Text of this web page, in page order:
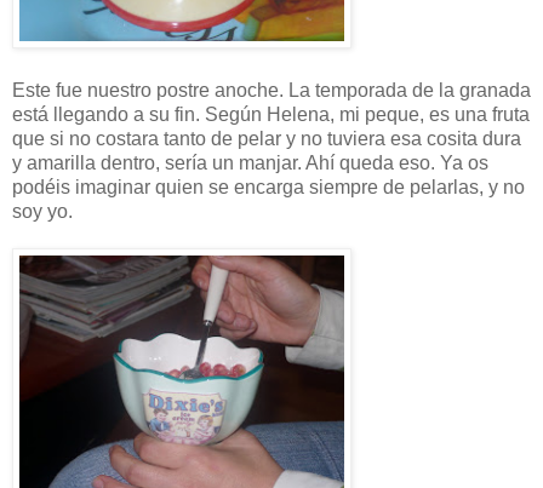
Este fue nuestro postre anoche. La temporada de la granada
está llegando a su fin. Según Helena, mi peque, es una fruta
que si no costara tanto de pelar y no tuviera esa cosita dura
y amarilla dentro, sería un manjar. Ahí queda eso. Ya os
podéis imaginar quien se encarga siempre de pelarlas, y no
soy yo.